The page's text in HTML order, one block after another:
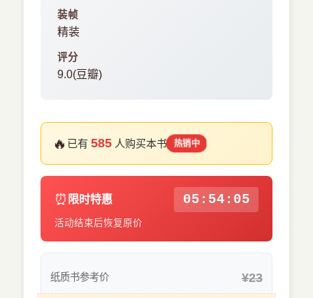
装帧
精装
评分
9.0(豆瓣)
🔥 已有585 人购买本书 热销中
⏰ 限时特惠 05:54:04
活动结束后恢复原价
纸质书参考价 ¥23